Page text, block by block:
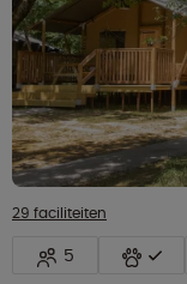
29 faciliteiten
5